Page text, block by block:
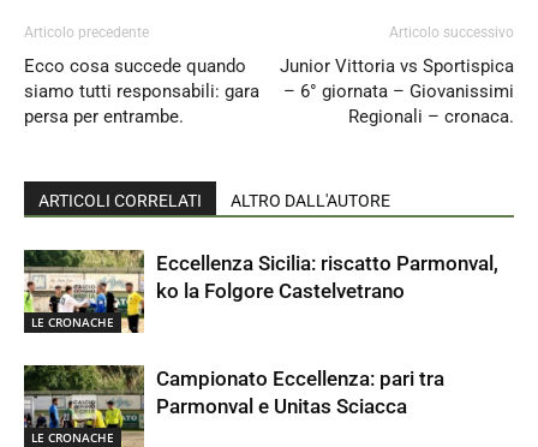
Articolo precedente
Ecco cosa succede quando
siamo tutti responsabili: gara
persa per entrambe.
Articolo successivo
Junior Vittoria vs Sportispica
– 6° giornata – Giovanissimi
Regionali – cronaca.
ARTICOLI CORRELATI ALTRO DALL'AUTORE
LE CRONACHE
Eccellenza Sicilia: riscatto Parmonval,
ko la Folgore Castelvetrano
LE CRONACHE
Campionato Eccellenza: pari tra
Parmonval e Unitas Sciacca